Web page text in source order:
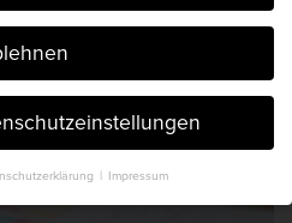
Michalk & Phil
Impressum